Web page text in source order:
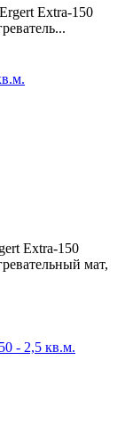
Extra-150
Extra-150
мат,